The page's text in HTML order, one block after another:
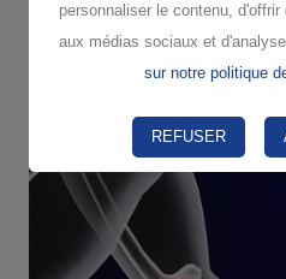
personnaliser le contenu,
aux médias sociaux et
sur notre politique
REFUSER